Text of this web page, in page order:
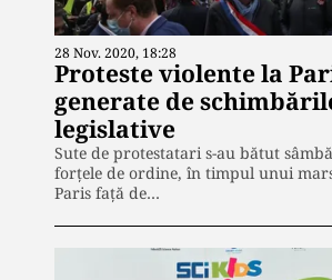
28 Nov. 2020, 18:28
Proteste violente la
generate de
legislative
Sute de protestatari s-au bătut
forțele de ordine, în timpul unui
Paris faţă de…